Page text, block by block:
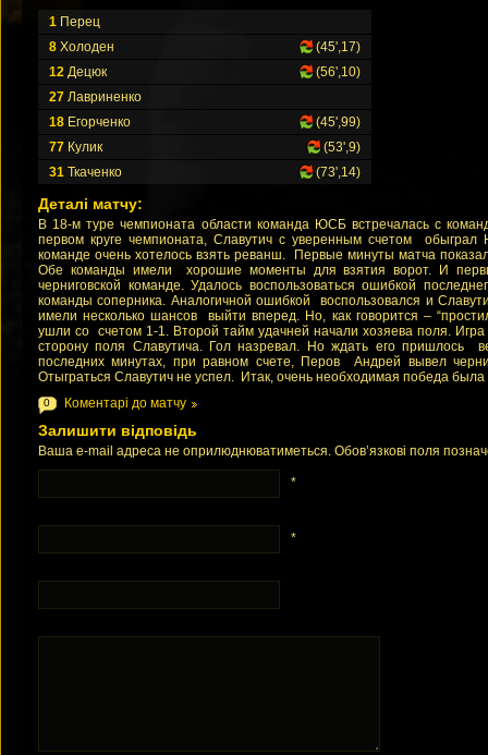
1 Перец
8 Холоден
(45',17)
12 Децюк
(56',10)
27 Лавриненко
18 Егорченко
(45',99)
77 Кулик
(53',9)
31 Ткаченко (73',14)
Деталі матчу:
В 18-м туре чемпионата области команда ЮСБ встречалась с
первом круге чемпионата, Славутич с уверенным счетом
команде очень хотелось взять реванш. Первые минуты матча
Обе команды имели хорошие моменты для взятия ворот. И
черниговской команде. Удалось воспользоваться ошибкой
команды соперника. Аналогичной ошибкой воспользовался и
имели несколько шансов выйти вперед. Но, как говорится –
ушли со счетом 1-1. Второй тайм удачней начали хозяева поля.
сторону поля Славутича. Гол назревал. Но ждать его пришлось
последних минутах, при равном счете, Перов Андрей вывел
Отыграться Славутич не успел. Итак, очень необходимая победа
0 Коментарі до матчу
Залишити відповідь
Ваша e-mail адреса не оприлюднюватиметься. Обов’язкові поля
*
*